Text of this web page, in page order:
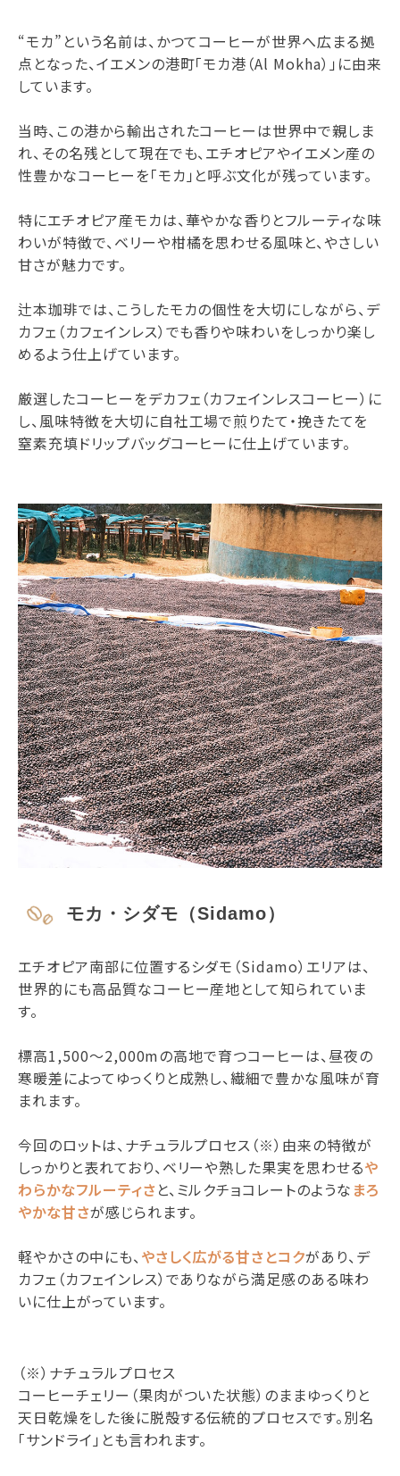
“モカ”という名前は、かつてコーヒーが世界へ広まる拠
点となった、イエメンの港町「モカ港（Al Mokha）」に由来
しています。
当時、この港から輸出されたコーヒーは世界中で親しま
れ、その名残として現在でも、エチオピアやイエメン産の
性豊かなコーヒーを「モカ」と呼ぶ文化が残っています。
特にエチオピア産モカは、華やかな香りとフルーティな味
わいが特徴で、ベリーや柑橘を思わせる風味と、やさしい
甘さが魅力です。
辻本珈琲では、こうしたモカの個性を大切にしながら、デ
カフェ（カフェインレス）でも香りや味わいをしっかり楽し
めるよう仕上げています。
厳選したコーヒーをデカフェ（カフェインレスコーヒー）に
し、風味特徴を大切に自社工場で煎りたて・挽きたてを
窒素充填ドリップバッグコーヒーに仕上げています。
モカ・シダモ（Sidamo）
エチオピア南部に位置するシダモ（Sidamo）エリアは、
世界的にも高品質なコーヒー産地として知られていま
す。
標高1,500～2,000mの高地で育つコーヒーは、昼夜の
寒暖差によってゆっくりと成熟し、繊細で豊かな風味が育
まれます。
今回のロットは、ナチュラルプロセス（※）由来の特徴が
しっかりと表れており、ベリーや熟した果実を思わせるや
わらかなフルーティさ と、ミルクチョコレートのような まろ
やかな甘さが感じられます。
軽やかさの中にも、やさしく広がる甘さとコクがあり、デ
カフェ（カフェインレス）でありながら満足感のある味わ
いに仕上がっています。
（※）ナチュラルプロセス
コーヒーチェリー（果肉がついた状態）のままゆっくりと
天日乾燥をした後に脱殻する伝統的プロセスです。別名
「サンドライ」とも言われます。